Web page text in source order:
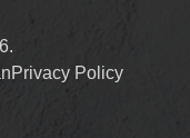
Privacy Policy